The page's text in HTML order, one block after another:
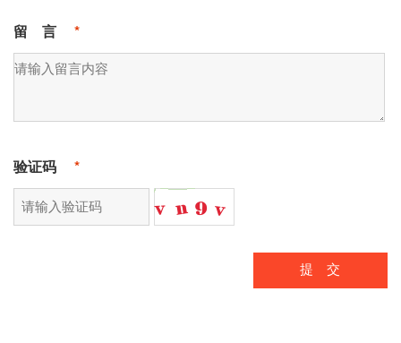
留 言*
验证码*